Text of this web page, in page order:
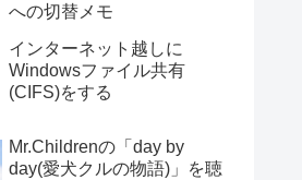
への切替メモ
インターネット越しに
Windowsファイル共有
(CIFS)をする
Mr.Childrenの「day by
day(愛犬クルの物語)」を聴